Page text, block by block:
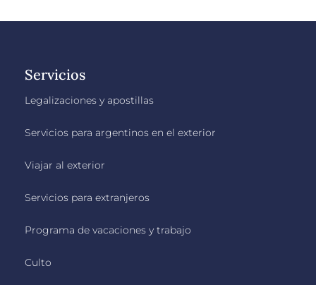
Servicios
Legalizaciones y apostillas
Servicios para argentinos en el exterior
Viajar al exterior
Servicios para extranjeros
Programa de vacaciones y trabajo
Culto